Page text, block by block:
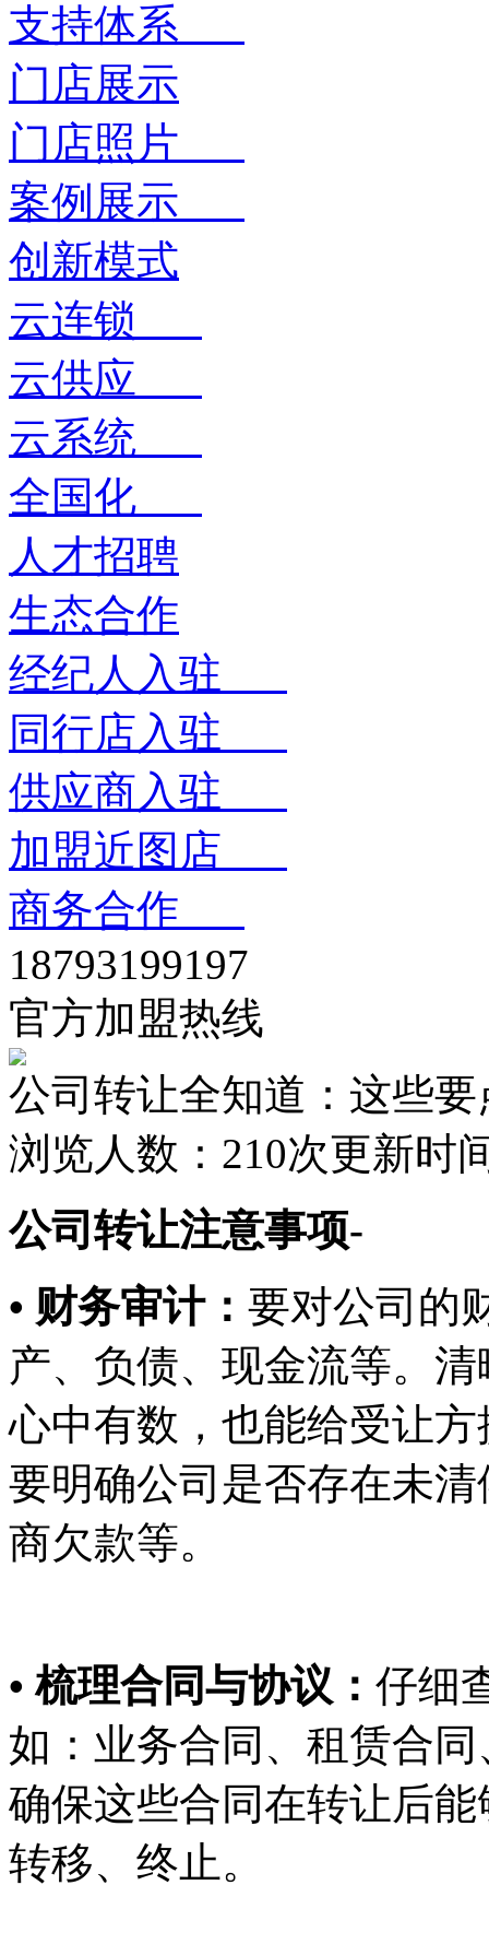
支持体系
门店展示
门店照片
案例展示
创新模式
云连锁
云供应
云系统
全国化
人才招聘
生态合作
经纪人入驻
同行店入驻
供应商入驻
加盟近图店
商务合作
18793199197
官方加盟热线
公司转让全知道：这些
浏览人数： 210次更新时
公司转让注意事项-
• 财务审计： 要对公司的
产、负债、现金流等。
心中有数，也能给受让
要明确公司是否存在未
商欠款等。
• 梳理合同与协议： 仔细
如：业务合同、租赁合
确保这些合同在转让后
转移、终止。